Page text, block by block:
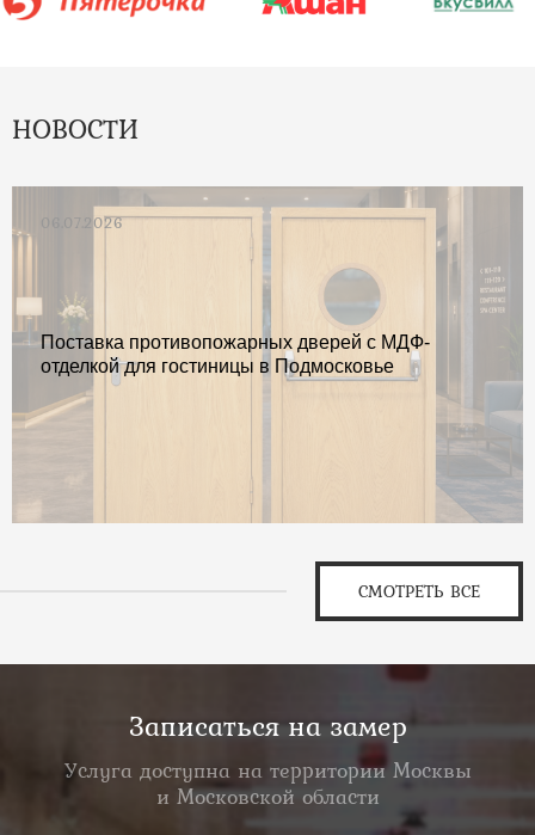
НОВОСТИ
06.07.2026
Поставка противопожарных дверей с МДФ-
отделкой для гостиницы в Подмосковье
СМОТРЕТЬ ВСЕ
Записаться на замер
Услуга доступна на территории Москвы
и Московской области